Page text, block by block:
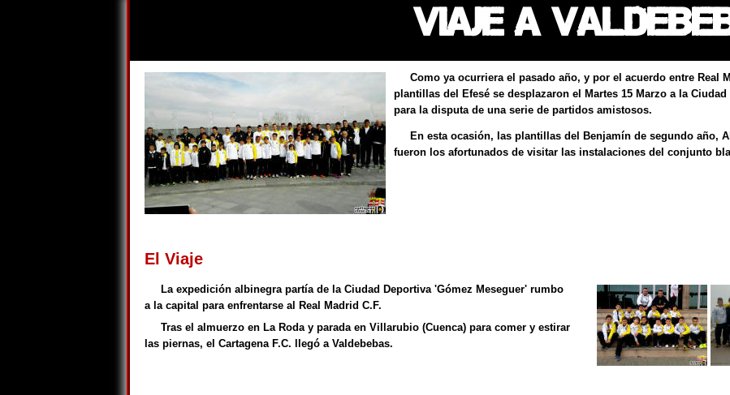
VIAJE A
Como ya ocurriera el pasado año, y por el acuerdo entre Real
plantillas del Efesé se desplazaron el Martes 15 Marzo a la
para la disputa de una serie de partidos amistosos.
En esta ocasión, las plantillas del Benjamín de segundo año,
fueron los afortunados de visitar las instalaciones del conjunto
El Viaje
La expedición albinegra partía de la Ciudad Deportiva 'Gómez Meseguer' rumbo
a la capital para enfrentarse al Real Madrid C.F.
Tras el almuerzo en La Roda y parada en Villarubio (Cuenca) para comer y estirar
las piernas, el Cartagena F.C. llegó a Valdebebas.